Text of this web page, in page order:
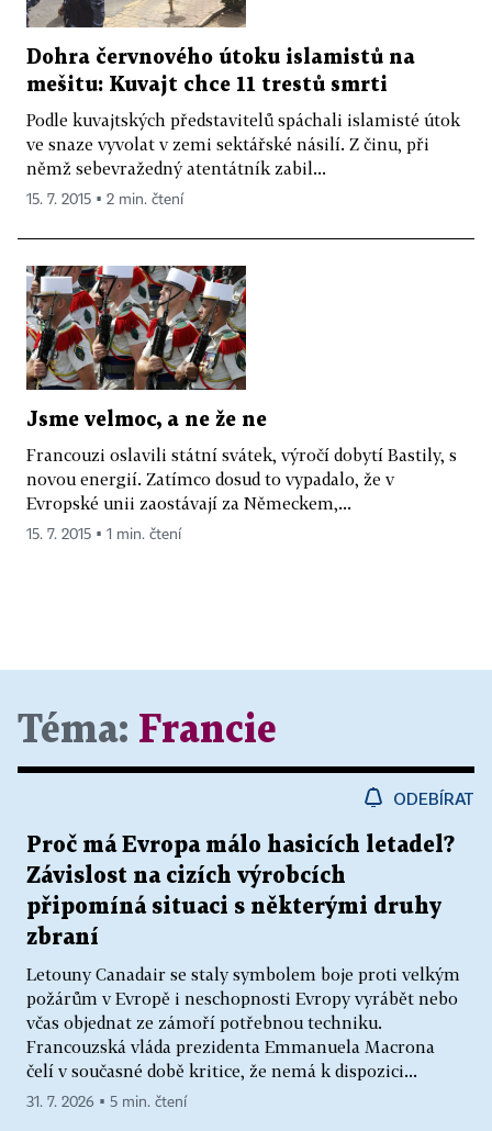
Dohra červnového útoku islamistů na
mešitu: Kuvajt chce 11 trestů smrti
Podle kuvajtských představitelů spáchali islamisté útok
ve snaze vyvolat v zemi sektářské násilí. Z činu, při
němž sebevražedný atentátník zabil...
15. 7. 2015 ▪ 2 min. čtení
Jsme velmoc, a ne že ne
Francouzi oslavili státní svátek, výročí dobytí Bastily, s
novou energií. Zatímco dosud to vypadalo, že v
Evropské unii zaostávají za Německem,...
15. 7. 2015 ▪ 1 min. čtení
Téma: Francie
ODEBÍRAT
Proč má Evropa málo hasicích letadel?
Závislost na cizích výrobcích
připomíná situaci s některými druhy
zbraní
Letouny Canadair se staly symbolem boje proti velkým
požárům v Evropě i neschopnosti Evropy vyrábět nebo
včas objednat ze zámoří potřebnou techniku.
Francouzská vláda prezidenta Emmanuela Macrona
čelí v současné době kritice, že nemá k dispozici...
31. 7. 2026 ▪ 5 min. čtení